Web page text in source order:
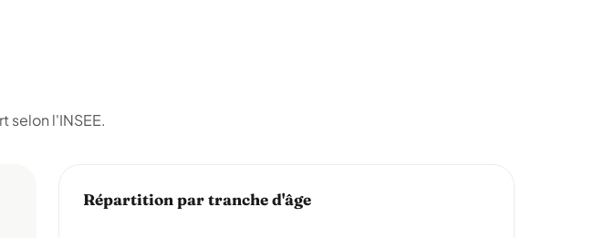
l'INSEE.
Répartition par tranche d'âge